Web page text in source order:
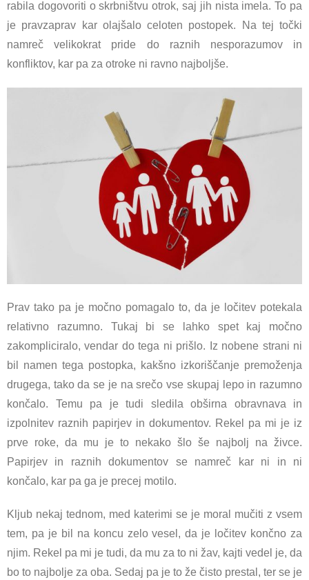
rabila dogovoriti o skrbništvu otrok, saj jih nista imela. To pa
je pravzaprav kar olajšalo celoten postopek. Na tej točki
namreč velikokrat pride do raznih nesporazumov in
konfliktov, kar pa za otroke ni ravno najboljše.
Prav tako pa je močno pomagalo to, da je ločitev potekala
relativno razumno. Tukaj bi se lahko spet kaj močno
zakompliciralo, vendar do tega ni prišlo. Iz nobene strani ni
bil namen tega postopka, kakšno izkoriščanje premoženja
drugega, tako da se je na srečo vse skupaj lepo in razumno
končalo. Temu pa je tudi sledila obširna obravnava in
izpolnitev raznih papirjev in dokumentov. Rekel pa mi je iz
prve roke, da mu je to nekako šlo še najbolj na živce.
Papirjev in raznih dokumentov se namreč kar ni in ni
končalo, kar pa ga je precej motilo.
Kljub nekaj tednom, med katerimi se je moral mučiti z vsem
tem, pa je bil na koncu zelo vesel, da je ločitev končno za
njim. Rekel pa mi je tudi, da mu za to ni žav, kajti vedel je, da
bo to najbolje za oba. Sedaj pa je to že čisto prestal, ter se je